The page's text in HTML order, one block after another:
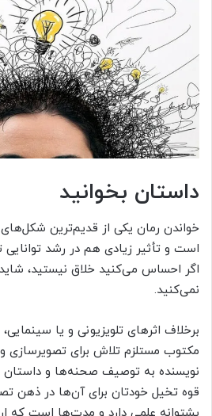
داستان بخوانید
خواندن رمان یکی از قدیم‌ترین
است و تأثیر زیادی هم در رشد توانایی
اگر احساس می‌کنید خلاق نیستید، شاید
نمی‌کنید.
برخلاف اثرهای تلویزیونی و یا
مکتوب مستلزم تلاش برای
نویسنده به توصیف صحنه‌ها و داستان
قوه تخیل خودتان برای آن‌ها در ذهن